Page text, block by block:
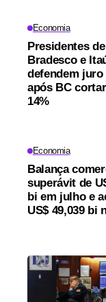
Economia
Presidentes de
Bradesco e
defendem juro
após BC
14%
Economia
Balança
superávit de
bi em julho e
US$ 49,039 bi